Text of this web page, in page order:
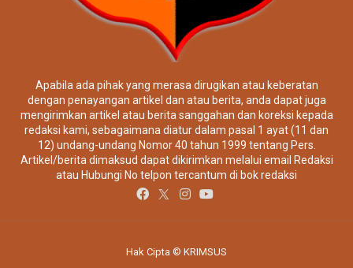
Apabila ada pihak yang merasa dirugikan atau keberatan
dengan penayangan artikel dan atau berita, anda dapat juga
mengirimkan artikel atau berita sanggahan dan koreksi kepada
redaksi kami, sebagaimana diatur dalam pasal 1 ayat (11 dan
12) undang-undang Nomor 40 tahun 1999 tentang Pers.
Artikel/berita dimaksud dapat dikirimkan melalui email Redaksi
atau Hubungi No telpon tercantum di bok redaksi
Hak Cipta © KRIMSUS